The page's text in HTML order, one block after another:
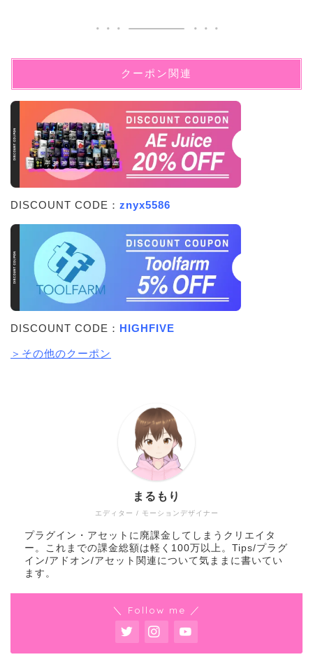
クーポン関連
DISCOUNT CODE： znyx5586
DISCOUNT CODE： HIGHFIVE
＞その他のクーポン
エディター / モーションデザイナー
まるもり
プラグイン・アセットに廃課金してしまうクリエイタ
ー。これまでの課金総額は軽く100万以上。Tips/プラグ
イン/アドオン/アセット関連について気ままに書いてい
ます。
＼ Follow me ／